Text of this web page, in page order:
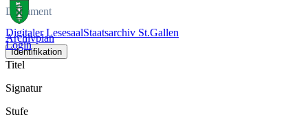
Digitaler LesesaalStaatsarchiv St.Gallen
Login
Dokument
Archivplan
Identifikation
Titel
Signatur
Stufe